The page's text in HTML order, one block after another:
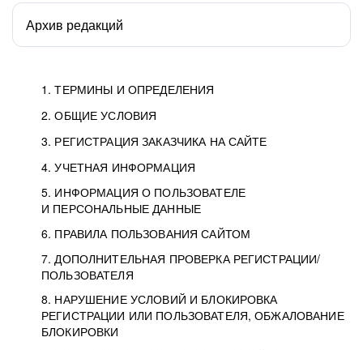
1. ТЕРМИНЫ И ОПРЕДЕЛЕНИЯ
2. ОБЩИЕ УСЛОВИЯ
3. РЕГИСТРАЦИЯ ЗАКАЗЧИКА НА САЙТЕ
4. УЧЕТНАЯ ИНФОРМАЦИЯ
5. ИНФОРМАЦИЯ О ПОЛЬЗОВАТЕЛЕ
И ПЕРСОНАЛЬНЫЕ ДАННЫЕ
6. ПРАВИЛА ПОЛЬЗОВАНИЯ САЙТОМ
7. ДОПОЛНИТЕЛЬНАЯ ПРОВЕРКА РЕГИСТРАЦИИ/
ПОЛЬЗОВАТЕЛЯ
8. НАРУШЕНИЕ УСЛОВИЙ И БЛОКИРОВКА
РЕГИСТРАЦИИ ИЛИ ПОЛЬЗОВАТЕЛЯ, ОБЖАЛОВАНИЕ
БЛОКИРОВКИ
Архив редакций